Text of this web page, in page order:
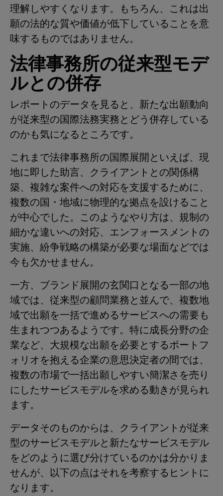
理解しやすくなります。もちろん、これは出
願の法的な質や価値が低下していることを意
味するものではありません。
法律事務所の従来型モデ
ルとの併存
レポートのデータを見ると、新たな出願動向
が従来型の国際法務実務とどう併存している
のかも気になるところです。
これまで法律事務所の国際展開といえば、現
地に即した助言、クライアントとの関係構
築、複雑な案件への対応を支援するために、
複数の国・地域に物理的な拠点を設けること
が中心でした。このようなやり方は、規制の
細かな違いへの対応、エンフォースメントの
実施、紛争戦略の構築が必要な場面などでは
今も欠かせません。
一方、ブランド展開の玄関口となる一部の地
域では、従来型の顧問業務と並んで、複数地
域で出願を一括で進めるサービスへの需要も
生まれつつあるようです。特に成長分野の企
業など、大規模な出願を必要とするポートフ
ォリオを抱える企業の意思決定者の間では、
複数の市場で一括出願しやすい簡潔さを売り
にしたサービスモデルを求める動きが見られ
ます。
データそのものからは、クライアントが従来
型のサービスモデルと新たなサービスモデル
をどのように選び分けているのかは分かりま
せんが、以下の点はそれを考察するヒントに
なります。